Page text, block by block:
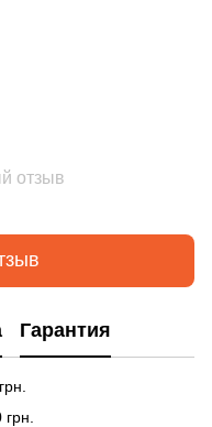
отзыв
Гарантия